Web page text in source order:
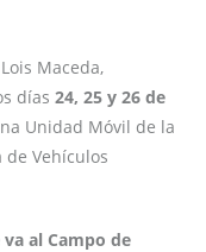
Maceda,
días 24, 25 y 26 de
Unidad Móvil de la
de Vehículos
al Campo de